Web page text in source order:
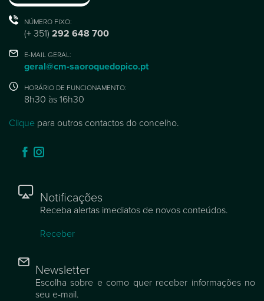
NÚMERO FIXO:
(+ 351) 292 648 700
E-MAIL GERAL:
geral@cm-saoroquedopico.pt
HORÁRIO DE FUNCIONAMENTO:
8h30 às 16h30
Clique para outros contactos do concelho.
Notificações
Receba alertas imediatos de novos conteúdos.
Receber
Newsletter
Escolha sobre e como quer receber informações no
seu e-mail.